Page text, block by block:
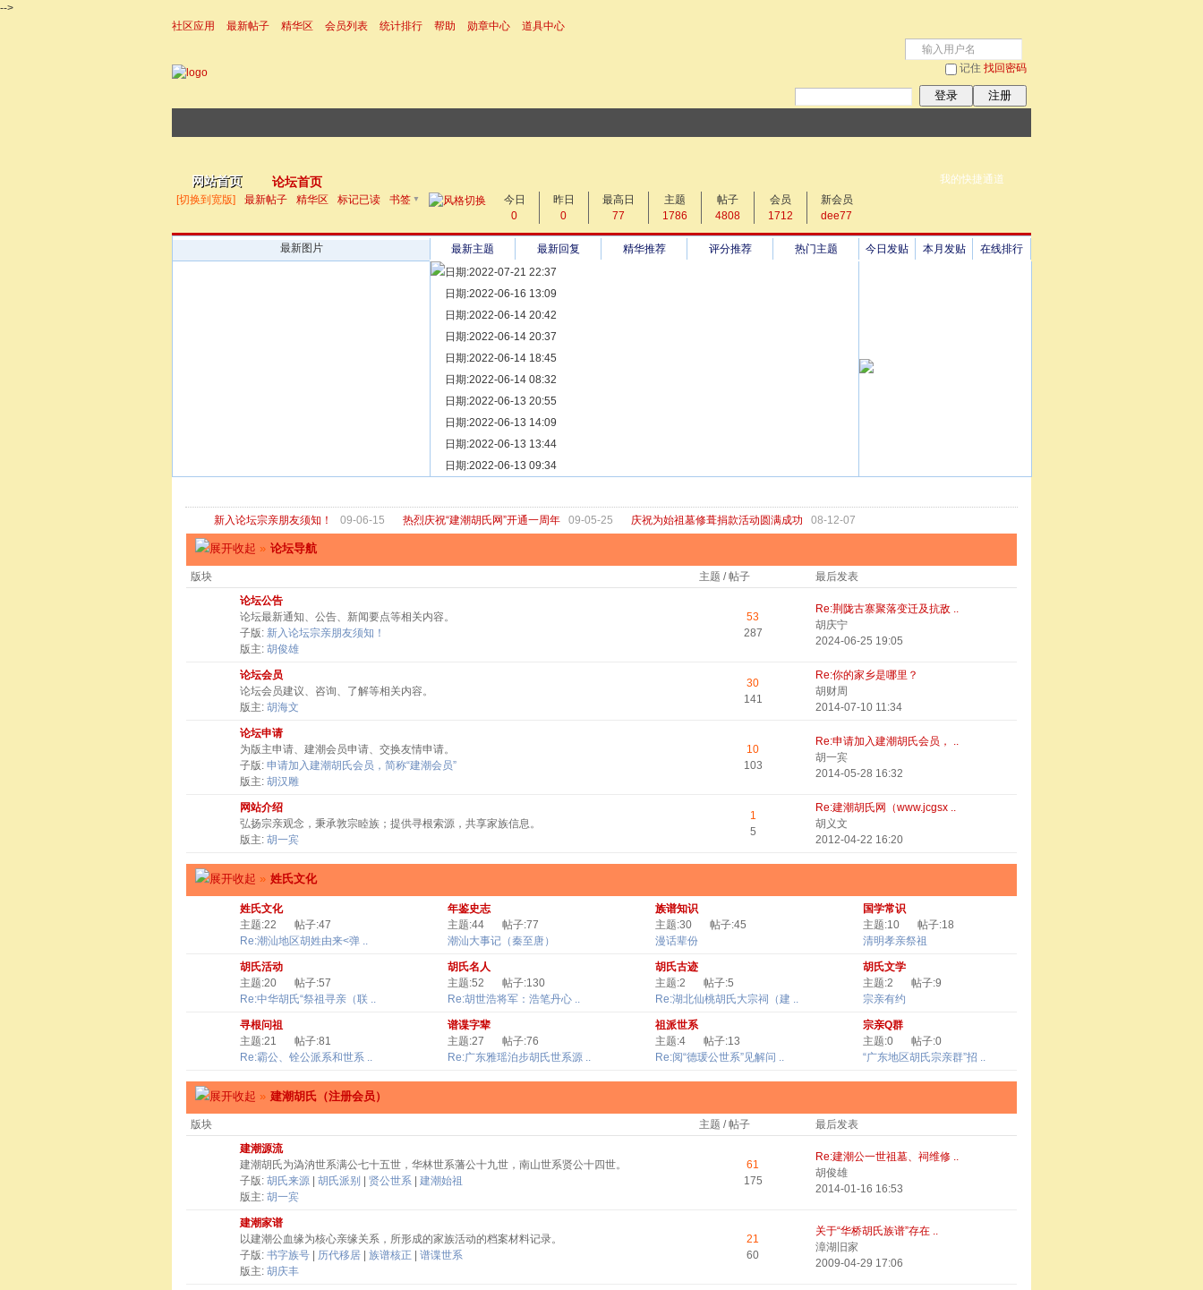
-->
社区应用
最新帖子 精华区 会员列表 统计排行 帮助 勋章中心
道具中心
记住 找回密码
登录 注册
我的快捷通道
网站首页 论坛首页
帖子 搜 索
热搜：
[切换到宽版] 最新帖子 精华区 标记已读 书签 ▼
今日
0
昨日
0
最高日
77
主题
1786
帖子
4808
会员
1712
新会员
dee77
最新图片 最新主题 最新回复 精华推荐 评分推荐 热门主题 今日发贴 本月发贴
在线排行
日期:2022-07-21 22:37
[ 宗亲新闻 ] 同为宗亲，血脉相连——记陆丰碣石宗亲到祖家京陇居地探亲问祖
日期:2022-06-16 13:09
[ 族谱知识 ] 漫话辈份
日期:2022-06-14 20:42
[ 族谱知识 ] 修族谱的用字规范与说明
日期:2022-06-14 20:37
[ 族谱知识 ] 一元等于多少年？
日期:2022-06-14 18:45
[ 散文随笔 ] 写给远在天堂的父亲——胡棉创
日期:2022-06-14 08:32
[ 宗亲新闻 ] 关于“金鸡落洋”祖坟复原修缮的倡议
日期:2022-06-13 20:55
[ 庙堂宗祠 ] 洽礼祖祠
日期:2022-06-13 14:09
[ 庙堂宗祠 ] 京华胡氏二世祖祠
日期:2022-06-13 13:44
[ 庙堂宗祠 ] 祖祠、家庙
日期:2022-06-13 09:34
新入论坛宗亲朋友须知！ 09-06-15 热烈庆祝“建潮胡氏网”开通一周年 09-05-25 庆祝为始祖墓修葺捐款活动圆满成功 08-12-07
» 论坛导航
版块 主题 / 帖子
最后发表
论坛公告
论坛最新通知、公告、新闻要点等相关内容。
子版: 新入论坛宗亲朋友须知！
版主: 胡俊雄
53
287
Re:荆陇古寨聚落变迁及抗敌 ..
胡庆宁
2024-06-25 19:05
论坛会员
论坛会员建议、咨询、了解等相关内容。
版主: 胡海文
30
141
Re:你的家乡是哪里？
胡财周
2014-07-10 11:34
论坛申请
为版主申请、建潮会员申请、交换友情申请。
子版: 申请加入建潮胡氏会员，简称“建潮会员”
版主: 胡汉雕
10
103
Re:申请加入建潮胡氏会员， ..
胡一宾
2014-05-28 16:32
网站介绍
弘扬宗亲观念，秉承敦宗睦族；提供寻根索源，共享家族信息。
版主: 胡一宾
1
5
Re:建潮胡氏网（www.jcgsx ..
胡义文
2012-04-22 16:20
» 姓氏文化
姓氏文化
主题:22
帖子:47
Re:潮汕地区胡姓由来<弹 ..
年鉴史志
主题:44
帖子:77
潮汕大事记（秦至唐）
族谱知识
主题:30
帖子:45
漫话辈份
国学常识
主题:10
帖子:18
清明孝亲祭祖
胡氏活动
主题:20
帖子:57
Re:中华胡氏“祭祖寻亲（联 ..
胡氏名人
主题:52
帖子:130
Re:胡世浩将军：浩笔丹心 ..
胡氏古迹
主题:2
帖子:5
Re:湖北仙桃胡氏大宗祠（建 ..
胡氏文学
主题:2
帖子:9
宗亲有约
寻根问祖
主题:21
帖子:81
Re:霸公、铨公派系和世系 ..
谱谍字辈
主题:27
帖子:76
Re:广东雅瑶泊步胡氏世系源 ..
祖派世系
主题:4
帖子:13
Re:阅“德瑗公世系”见解问 ..
宗亲Q群
主题:0
帖子:0
“广东地区胡氏宗亲群”招 ..
» 建潮胡氏（注册会员）
版块 主题 / 帖子
最后发表
建潮源流
建潮胡氏为溈汭世系满公七十五世，华林世系藩公十九世，南山世系贤公十四世。
子版: 胡氏来源 胡氏派别 贤公世系
建潮始祖
版主: 胡一宾
61
175
Re:建潮公一世祖墓、祠维修 ..
胡俊雄
2014-01-16 16:53
建潮家谱
以建潮公血缘为核心亲缘关系，所形成的家族活动的档案材料记录。
子版: 书字族号 历代移居 族谱核正
谱谍世系
版主: 胡庆丰
21
60
关于“华桥胡氏族谱”存在 ..
漳湖旧家
2009-04-29 17:06